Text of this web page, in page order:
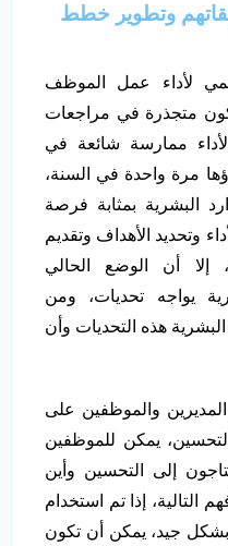
وتطوير خطط
لأداء عمل الموظف
تكون متجذرة في مراجعات
ممارسة شائعة في
مرة واحدة في السنة،
البشرية بمثابة فرصة
وتحديد الأهداف وتقديم
إلا أن الوضع الحالي
يواجه تحديات، ومن
هذه التحديات وأن
والموظفين على
يمكن للموظفين
إلى التحسين وأين
التالية، إذا تم استخدام
بشكل جيد، يمكن أن تكون